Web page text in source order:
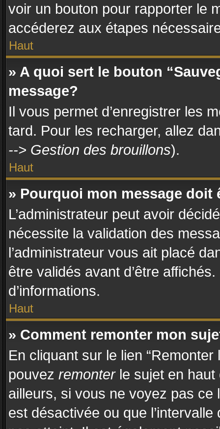
voir un bouton pour rapporter le
accéderez aux étapes
Haut
» A quoi sert le bouton
message?
Il vous permet d’enregistrer les
tard. Pour les recharger, allez
--> Gestion des brouillons).
Haut
» Pourquoi mon message doit
L’administrateur peut avoir
nécessite la validation des
l’administrateur vous ait placé
être validés avant d’être
d’informations.
Haut
» Comment remonter mon
En cliquant sur le lien
pouvez remonterle sujet en haut
ailleurs, si vous ne voyez pas ce
est désactivée ou que